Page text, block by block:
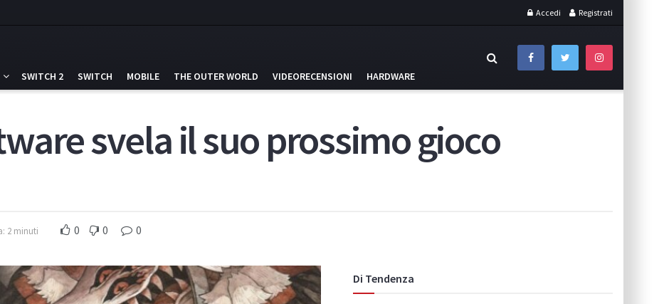
Accedi Registrati
SWITCH 2 SWITCH MOBILE THE OUTER WORLD VIDEORECENSIONI HARDWARE
svela il suo prossimo gioco
2 minuti 0 0 0
Di Tendenza